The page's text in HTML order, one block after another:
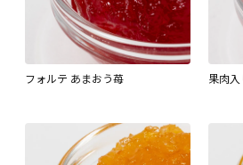
フォルテ あまおう苺 果肉